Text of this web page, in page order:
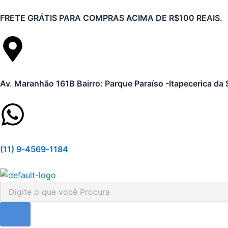
para
conteúdo
FRETE GRÁTIS PARA COMPRAS ACIMA DE R$100 REAIS.
Av. Maranhão 161B Bairro: Parque Paraíso -Itapecerica da
(11) 9-4569-1184
produtos